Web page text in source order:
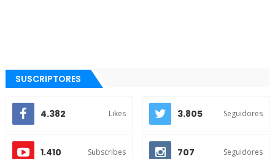
SUSCRIPTORES
4.382 Likes 3.805 Seguidores
1.410 Subscribes 707 Seguidores